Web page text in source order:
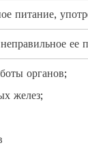
питание,
ее
органов;
желез;